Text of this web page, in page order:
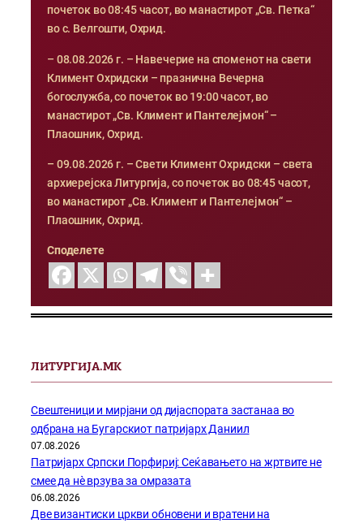
почеток во 08:45 часот, во манастирот „Св. Петка“
во с. Велгошти, Охрид.
– 08.08.2026 г. – Навечерие на споменот на свети
Климент Охридски – празнична Вечерна
богослужба, со почеток во 19:00 часот, во
манастирот „Св. Климент и Пантелејмон“ –
Плаошник, Охрид.
– 09.08.2026 г. – Свети Климент Охридски – света
архиерејска Литургија, со почеток во 08:45 часот,
во манастирот „Св. Климент и Пантелејмон“ –
Плаошник, Охрид.
Споделете
ЛИТУРГИЈА.МК
Свештеници и мирјани од дијаспората застанаа во
одбрана на Бугарскиот патријарх Даниил
07.08.2026
Патријарх Српски Порфириј: Сеќавањето на жртвите не
смее да нѐ врзува за омразата
06.08.2026
Две византиски цркви обновени и вратени на